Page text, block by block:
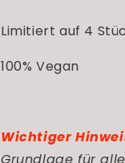
Limitiert auf 4
100% Vegan
Wichtiger